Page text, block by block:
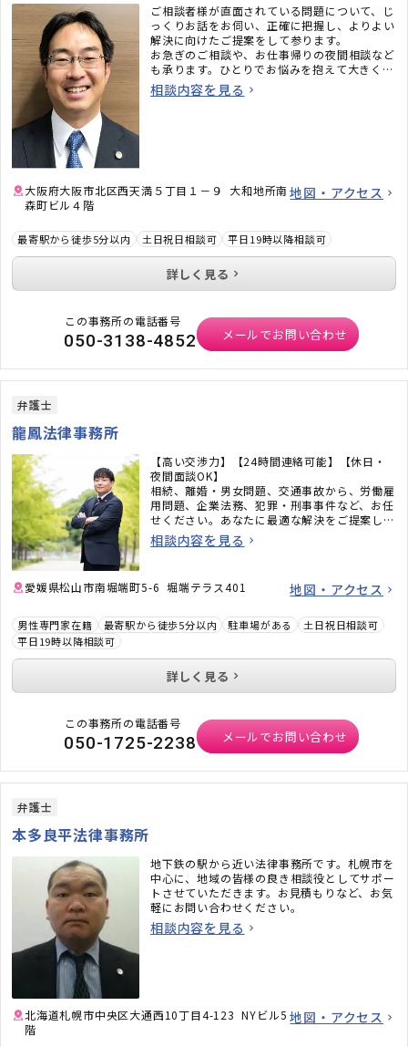
ご相談者様が直面されている問題について、じ
っくりお話をお伺い、正確に把握し、よりよい
解決に向けたご提案をして参ります。
お急ぎのご相談や、お仕事帰りの夜間相談など
も承ります。ひとりでお悩みを抱えて大きくし
てしまう前に、まずはお気軽にご相談くださ
い。
相談内容を見る
大阪府大阪市北区西天満５丁目１－９ 大和地所南
森町ビル４階
地図・アクセス
最寄駅から徒歩5分以内 土日祝日相談可 平日19時以降相談可
詳しく見る
この事務所の電話番号
050-3138-4852 メールでお問い合わせ
弁護士
龍鳳法律事務所
【高い交渉力】【24時間連絡可能】【休日・
夜間面談OK】
相続、離婚・男女問題、交通事故から、労働雇
用問題、企業法務、犯罪・刑事事件など、お任
せください。あなたに最適な解決をご提案しま
す。
2025年10月、愛媛県議会「環境保健福祉委員
などのインターネットトラブルについて講演を
行いました。
個人の方との法律相談のみならず、公的な場で
も、これまでの豊富な知識・経験を活かし、弁
皆さまのお役に立てるよう、これからも多方面
での活動に取り組んでまいります。
相談内容を見る
愛媛県松山市南堀端町5-6 堀端テラス401 地図・アクセス
男性専門家在籍 最寄駅から徒歩5分以内 駐車場がある
土日祝日相談可
平日19時以降相談可
詳しく見る
この事務所の電話番号
050-1725-2238 メールでお問い合わせ
弁護士
本多良平法律事務所
地下鉄の駅から近い法律事務所です。札幌市を
中心に、地域の皆様の良き相談役としてサポー
トさせていただきます。お見積もりなど、お気
軽にお問い合わせください。
相談内容を見る
北海道札幌市中央区大通西10丁目4-123 NYビル5
階
地図・アクセス